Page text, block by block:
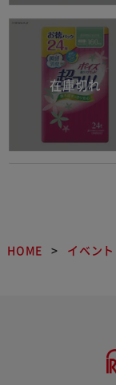
HOME イベント